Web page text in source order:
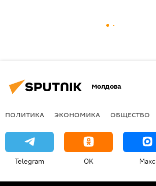
Молдова
ПОЛИТИКА ЭКОНОМИКА ОБЩЕСТВО
Telegram OK Макс